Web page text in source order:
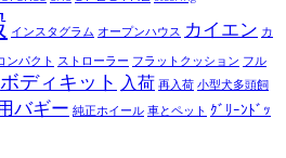
インスタグラム オープンハウス カイエン カ
ンパクト ストローラー フラットクッション フル
ボディキット 入荷 再入荷 小型犬多頭飼
バギー 純正ホイール 車とペット ｸﾞﾘｰﾝﾄﾞｯ